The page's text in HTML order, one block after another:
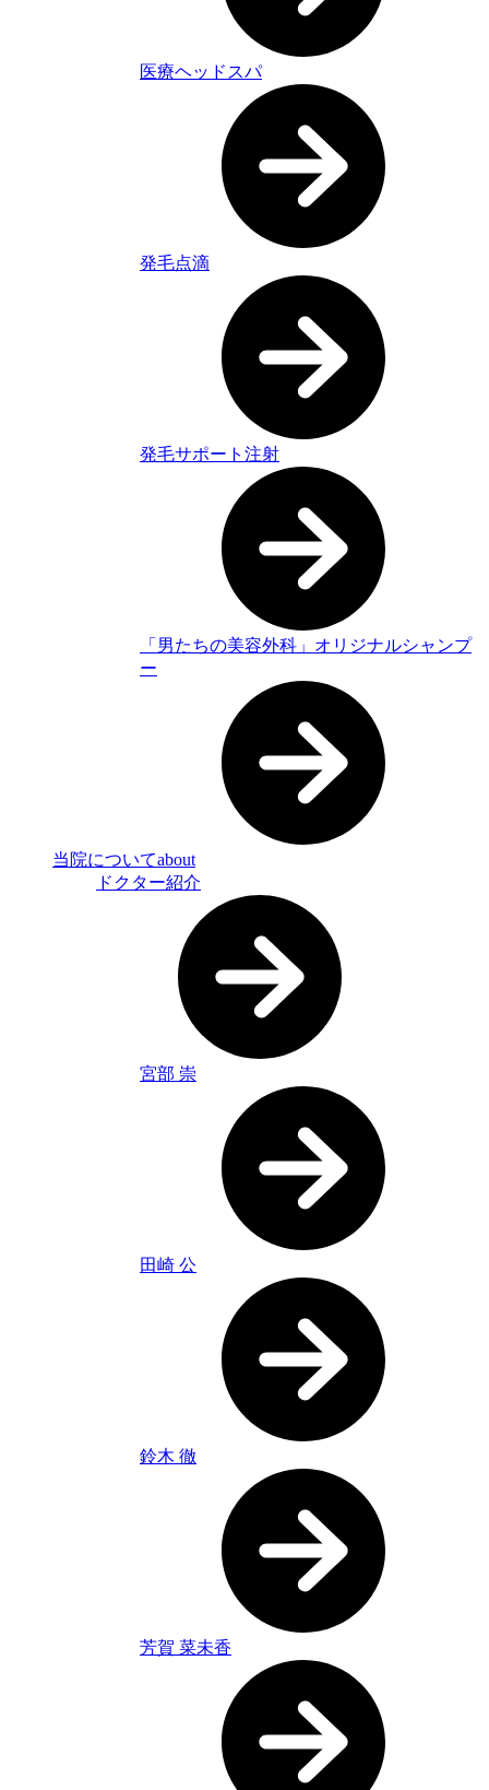
医療ヘッドスパ
発毛点滴
発毛サポート注射
「男たちの美容外科」オリジナルシャンプ
ー
当院についてabout
ドクター紹介
宮部 崇
田崎 公
鈴木 徹
芳賀 菜未香